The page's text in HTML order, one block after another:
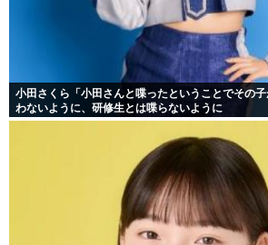
小田さくら「小田さんと喋ったということでその
わないように、研修生とは喋らないように